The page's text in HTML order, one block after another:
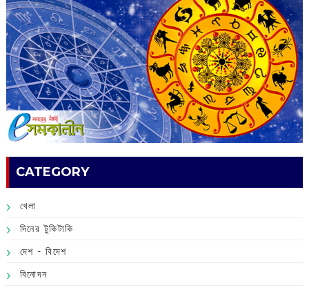
CATEGORY
খেলা
দিনের টুকিটাকি
দেশ - বিদেশ
বিনোদন